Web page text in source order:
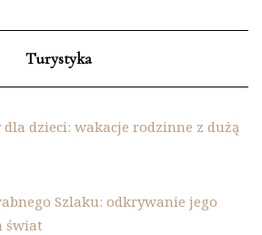
Turystyka
dla dzieci: wakacje rodzinne z dużą
Szlaku: odkrywanie jego
świat